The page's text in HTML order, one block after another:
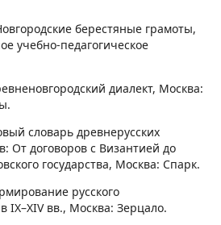
берестяные грамоты,
учебно-педагогическое
диалект, Москва:
словарь древнерусских
От договоров с Византией до
государства, Москва: Спарк.
русского
IX–XIV вв., Москва: Зерцало.